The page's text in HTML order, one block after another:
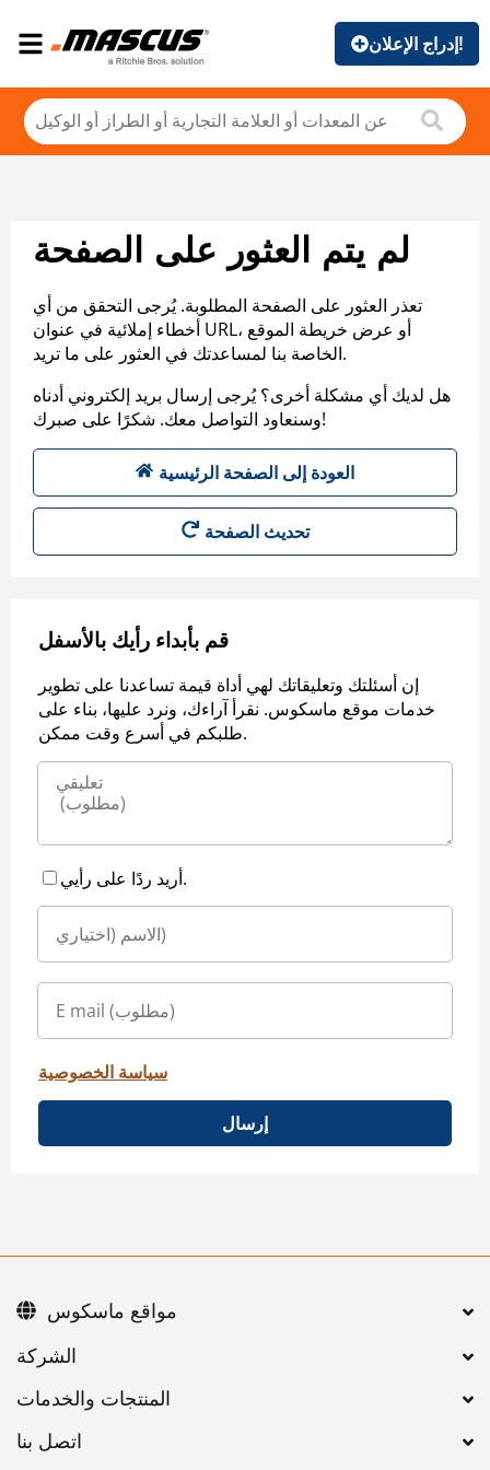
إدراج الإعلان!
لم يتم العثور على الصفحة
تعذر العثور على الصفحة المطلوبة. يُرجى التحقق من أي
أخطاء إملائية في عنوان URL، أو عرض خريطة الموقع
الخاصة بنا لمساعدتك في العثور على ما تريد.
هل لديك أي مشكلة أخرى؟ يُرجى إرسال بريد إلكتروني أدناه
وسنعاود التواصل معك. شكرًا على صبرك!
العودة إلى الصفحة الرئيسية
تحديث الصفحة
قم بأبداء رأيك بالأسفل
إن أسئلتك وتعليقاتك لهي أداة قيمة تساعدنا على تطوير
خدمات موقع ماسكوس. نقرأ آراءك، ونرد عليها، بناء على
طلبكم في أسرع وقت ممكن.
أريد ردًا على رأيي.
سياسة الخصوصية
إرسال
اتصل بنا
مواقع ماسكوس